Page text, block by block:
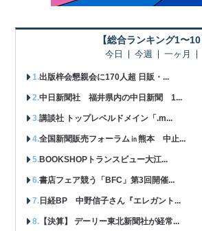
【総合ランキング1〜10
今日 今週 一ヶ月
出版梓会懇親会に170人超 日販・...
中日新聞社 福井県内の中日新聞 1...
講談社 トップレベルドメイン「.m...
全国新聞販売フォーラム㏌熊本 中止...
BOOKSHOPトランスビュー大江...
書店フェア競う「BFC」第3回開催...
日経BP 中野信子さん『エレガント...
【決算】 デーリー東北新聞社が経常...